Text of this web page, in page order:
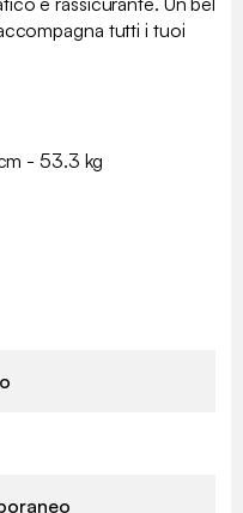
tutti i tuoi
- 53.3 kg